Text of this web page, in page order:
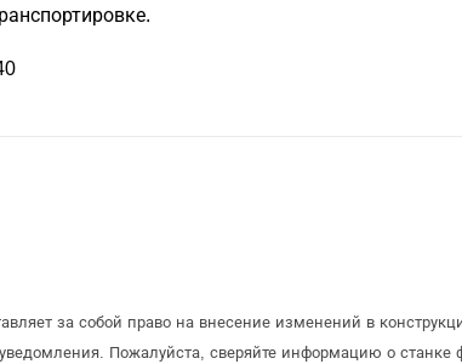
за собой право на внесение изменений в
уведомления. Пожалуйста, сверяйте информацию о